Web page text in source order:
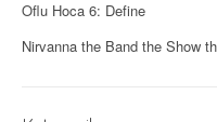
Oflu Hoca 6: Define
Nirvanna the Band the Show